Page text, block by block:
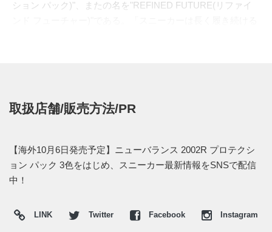
ション パック)"、またの名を"REFINED FUTURE(リファイ
を記録するほどの熱狂を生んだ。
象徴的である切りっぱなしのスウェードとレザーを配置。今
回はアッパーからソールに至るまで、全てのパーツを一つの
カラーで統一することで、これまでのモデルとは一線を画
海外では2025年10月6日にニューバランス取扱店にて発売予
取扱店舗/販売方法/PR
【海外10月6日発売予定】ニューバランス 2002R プロテクシ
ョン パック 3色をはじめ、スニーカー最新情報をSNSで配信
中！
LINK Twitter Facebook Instagram